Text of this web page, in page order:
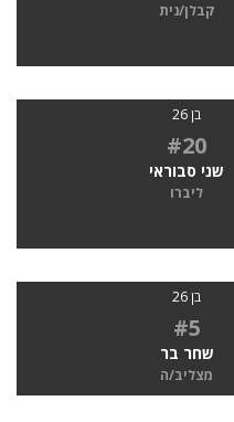
קבלן/נית
בן 26
#20
שני סבוראי
ליברו
בן 26
#5
שחר בר
מצליב/ה